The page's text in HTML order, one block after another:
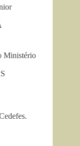
Ministério